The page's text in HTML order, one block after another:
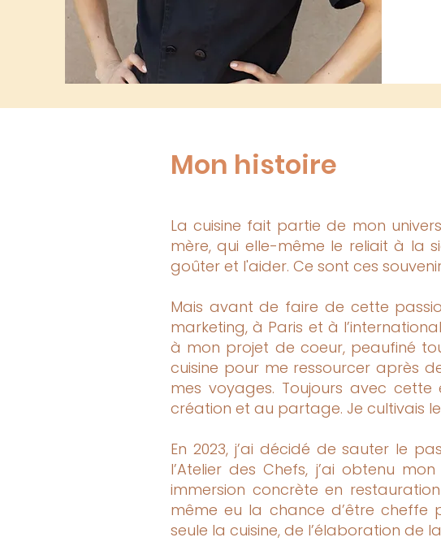
Mon histoire
La cuisine fait partie de mon
mère, qui elle-même le reliait à la
goûter et l'aider. Ce sont ces
Mais avant de faire de cette
marketing, à Paris et à
à mon projet de coeur, peaufiné
cuisine pour me ressourcer après
mes voyages. Toujours avec
création et au partage. Je cultivais
En 2023, j’ai décidé de sauter le
l’Atelier des Chefs, j’ai obtenu
immersion concrète en
même eu la chance d’être cheffe
seule la cuisine, de l’élaboration de